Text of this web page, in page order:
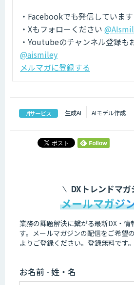
・Facebookでも発信しています
・Xもフォローください
・Youtubeのチャンネル登録も
@aismiley
メルマガに登録する
AIサービス 生成AI AIモデル作成
DXトレンドマガ
メールマガジ
業務の課題解決に繋がる最新DX・情
す。 メールマガジンの配信をご希望
よりご登録ください。登録無料です。
お名前 - 姓・名